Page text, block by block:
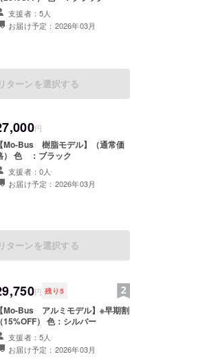
支援者：5人
お届け予定：2026年03月
ターンを選択する
円
【Mo-Bus 樹脂モデル】（通常価
格） 色 ：ブラック
支援者：0人
お届け予定：2026年03月
ターンを選択する
円 残り 5
【Mo-Bus アルミモデル】※早期割
（15%OFF） 色：シルバー
支援者：5人
お届け予定：2026年03月